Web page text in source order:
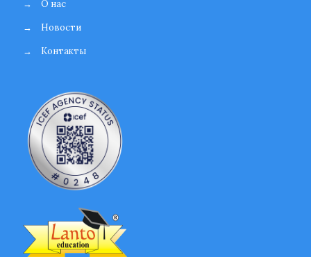
→
О нас
→
Новости
→
Контакты